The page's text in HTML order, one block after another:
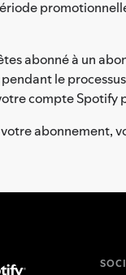
abonné à un
le
compte Spotify
abonnement,